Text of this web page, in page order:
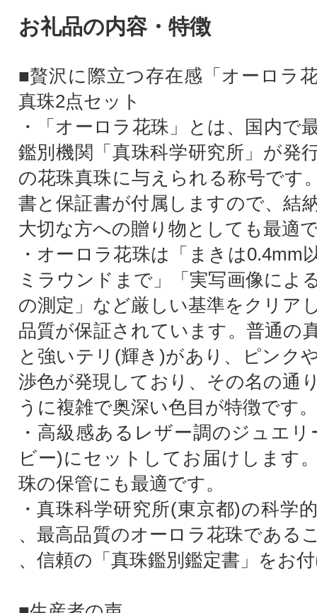
お礼品の内容・特徴
■贅沢に際立つ存在感「オーロラ
真珠2点セット
・「オーロラ花珠」とは、国内で
鑑別機関「真珠科学研究所」が発
の花珠真珠に与えられる称号です
書と保証書が付属しますので、結
大切な方への贈り物としても最適
・オーロラ花珠は「まきは0.4mm
ミラウンドまで」「実写画像によ
の測定」など厳しい基準をクリア
品質が保証されています。普通の
と強いテリ(輝き)があり、ピンク
渉色が発現しており、その名の通
うに複雑で奥深い色目が特徴です。
・高級感あるレザー調のジュエ
ビー)にセットしてお届けします
珠の保管にも最適です。
・真珠科学研究所(東京都)の科学
、最高品質のオーロラ花珠である
、信頼の「真珠鑑別鑑定書」をお